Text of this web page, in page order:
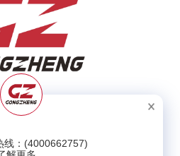
线：(4000662757)